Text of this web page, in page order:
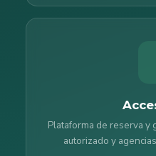
Plataforma de reserva y
autorizado y